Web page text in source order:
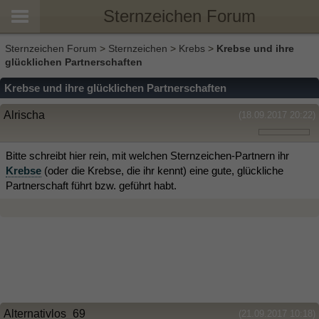
Sternzeichen Forum
Sternzeichen Forum > Sternzeichen > Krebs > Krebse und ihre
glücklichen Partnerschaften
Krebse und ihre glücklichen Partnerschaften
(18.09.2017 20:22)
Alrischa
Bitte schreibt hier rein, mit welchen Sternzeichen-Partnern ihr
Krebse (oder die Krebse, die ihr kennt) eine gute, glückliche
Partnerschaft führt bzw. geführt habt.
(21.09.2017 10:18)
Alternativlos_69